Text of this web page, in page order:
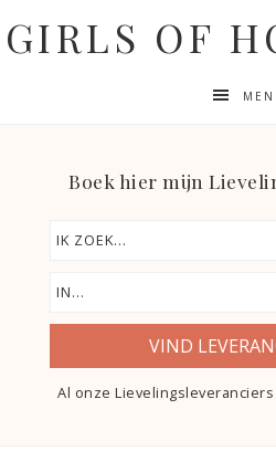
GIRLS OF
Boek hier mijn
VIND
Al onze